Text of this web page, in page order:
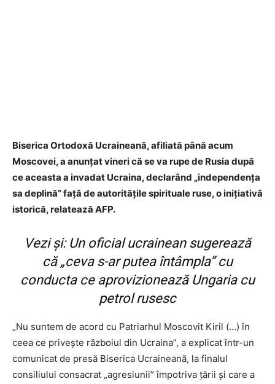
Biserica Ortodoxă Ucraineană, afiliată până acum
Moscovei, a anunțat vineri că se va rupe de Rusia după
ce aceasta a invadat Ucraina, declarând „independența
sa deplină” față de autoritățile spirituale ruse, o inițiativă
istorică, relatează AFP.
Vezi și: Un oficial ucrainean sugerează
că „ceva s-ar putea întâmpla” cu
conducta ce aprovizionează Ungaria cu
petrol rusesc
„Nu suntem de acord cu Patriarhul Moscovit Kiril (…) în
ceea ce privește războiul din Ucraina”, a explicat într-un
comunicat de presă Biserica Ucraineană, la finalul
consiliului consacrat „agresiunii” împotriva țării și care a